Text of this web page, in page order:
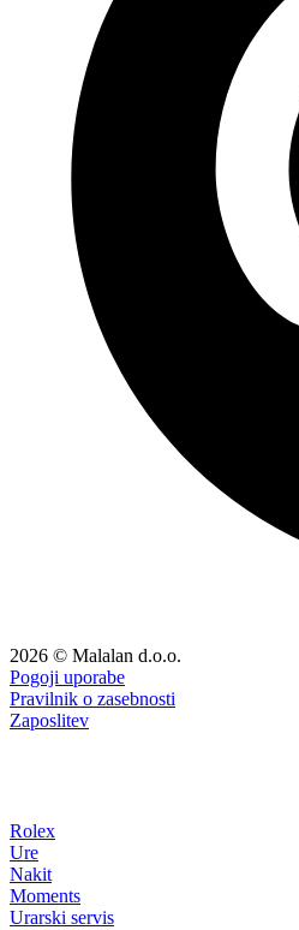
2026 © Malalan d.o.o.
Pogoji uporabe
Pravilnik o zasebnosti
Zaposlitev
Rolex
Ure
Nakit
Moments
Urarski servis